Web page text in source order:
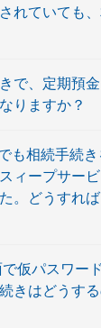
れていても
で、定期預
りますか？
も相続手続
ィープサー
。どうすれ
で仮パスワー
きはどうす